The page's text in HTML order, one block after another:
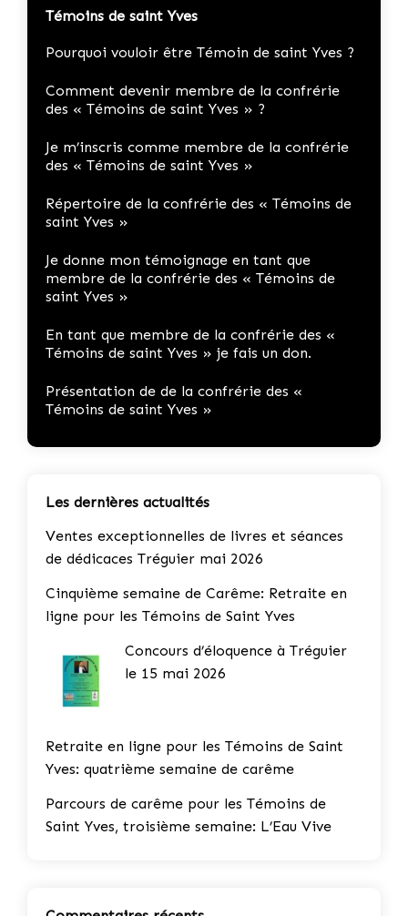
Témoins de saint Yves
Pourquoi vouloir être Témoin de saint Yves ?
Comment devenir membre de la confrérie
des « Témoins de saint Yves » ?
Je m’inscris comme membre de la confrérie
des « Témoins de saint Yves »
Répertoire de la confrérie des « Témoins de
saint Yves »
Je donne mon témoignage en tant que
membre de la confrérie des « Témoins de
saint Yves »
En tant que membre de la confrérie des «
Témoins de saint Yves » je fais un don.
Présentation de de la confrérie des «
Témoins de saint Yves »
Les dernières actualités
Ventes exceptionnelles de livres et séances
de dédicaces Tréguier mai 2026
Cinquième semaine de Carême: Retraite en
ligne pour les Témoins de Saint Yves
Concours d’éloquence à Tréguier
le 15 mai 2026
Retraite en ligne pour les Témoins de Saint
Yves: quatrième semaine de carême
Parcours de carême pour les Témoins de
Saint Yves, troisième semaine: L’Eau Vive